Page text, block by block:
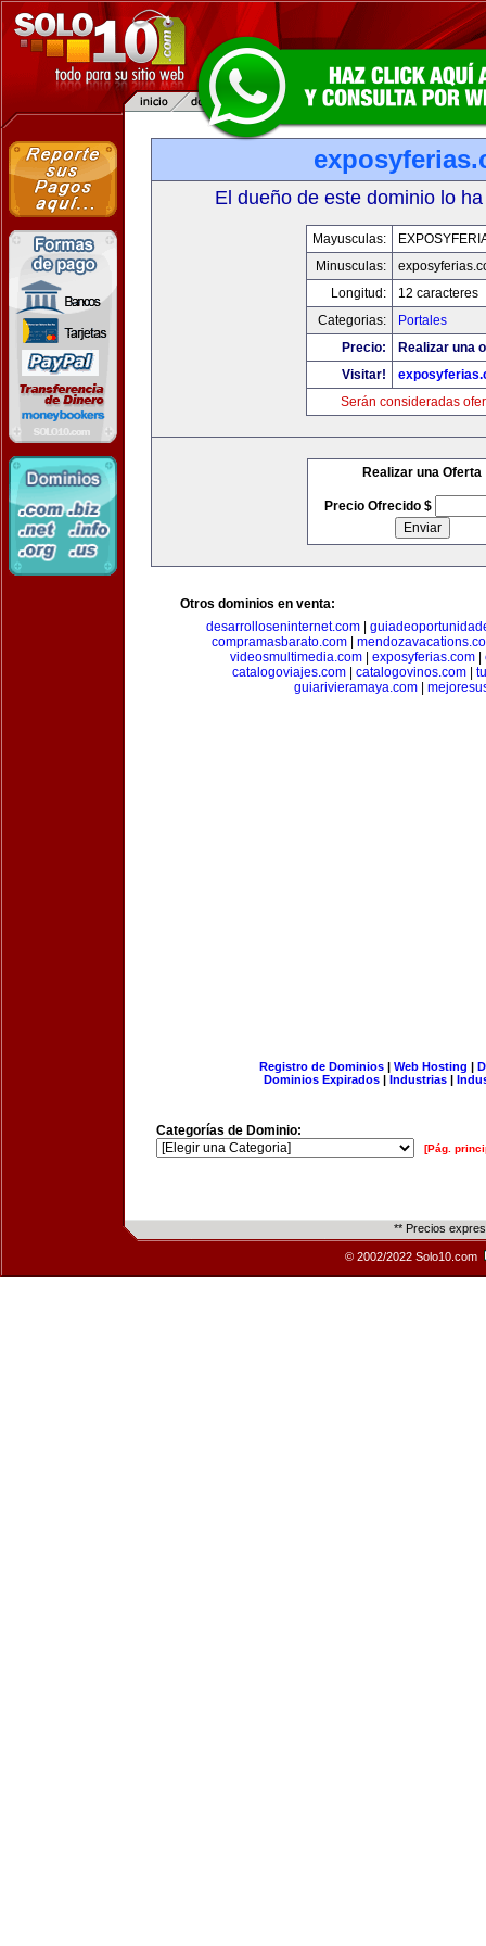
El dueño de este dominio lo
Mayusculas:
Minusculas:
Longitud:
12 caracteres
Categorias:
Portales
Precio:
Realizar una
Visitar!
Serán consideradas
Realizar una Oferta
Precio Ofrecido $
Otros dominios en venta:
desarrolloseninternet.com
compramasbarato.com|
videosmultimedia.com
exposyferias.com
catalogoviajes.com| catalogovinos.com|
guiarivieramaya.com
Registro de Dominios| Web Hosting |
Dominios Expirados | Industrias |
Categorías de Dominio:
[Pág.
** Precios
© 2002/2022 Solo10.com